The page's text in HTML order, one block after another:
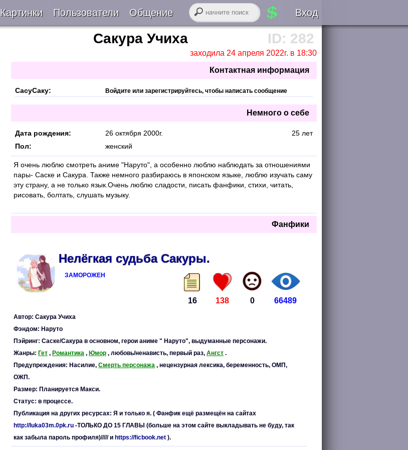
Картинки Пользователи
Авторы
Все
VIP
Онлайн
За 24 часа
Общение
Блог
Лента RSS
Вход
Авторизация
войти черезВКонтакте
регистрация
забыли логин или пароль?
ID: 282
Сакура Учиха
заходила 24 апреля 2022г. в 18:30
Контактная информация
СасуСаку: Войдите или зарегистрируйтесь, чтобы написать сообщение
Немного о себе
Дата рождения: 26 октября 2000г.
25 лет
Пол:
женский
Я очень люблю смотреть аниме "Наруто", а особенно люблю наблюдать за отношениями
пары- Саске и Сакура. Также немного разбираюсь в японском языке, люблю изучать саму
эту страну, а не только язык.Очень люблю сладости, писать фанфики, стихи, читать,
рисовать, болтать, слушать музыку.
Фанфики
Нелёгкая судьба Сакуры.
138 0 66489
16
ЗАМОРОЖЕН
Автор: Сакура Учиха
Фэндом: Наруто
Пэйринг: Саске/Сакура в основном, герои аниме " Наруто", выдуманные персонажи.
Жанры: Гет , Романтика , Юмор , любовь/ненависть, первый раз, Ангст .
Предупреждения: Насилие, Смерть персонажа , нецензурная лексика, беременность, ОМП,
ОЖП.
Размер: Планируется Макси.
Статус: в процессе.
Публикация на других ресурсах: Я и только я. ( Фанфик ещё размещён на сайтах
http://luka03m.0pk.ru -ТОЛЬКО ДО 15 ГЛАВЫ (больше на этом сайте выкладывать не буду, так
как забыла пароль профиля)///// и https://ficbook.net ).